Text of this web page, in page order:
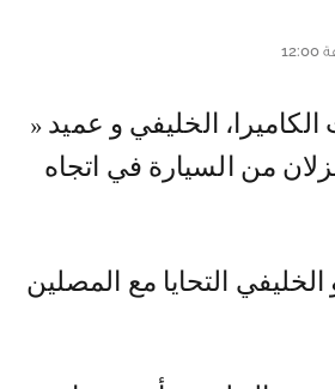
من السيارة في اتجاه
التحايا مع المصلين